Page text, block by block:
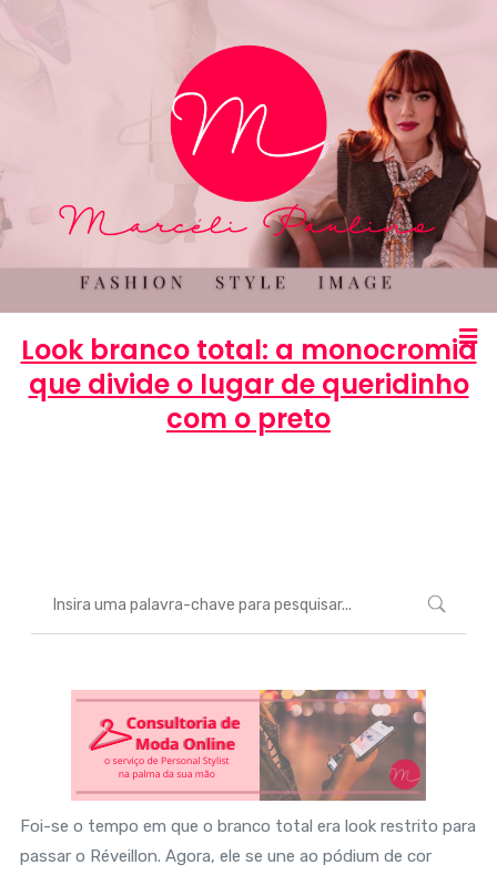
Look branco total: a monocromia
que divide o lugar de queridinho
com o preto
Foi-se o tempo em que o branco total era look restrito para
passar o Réveillon. Agora, ele se une ao pódium de cor